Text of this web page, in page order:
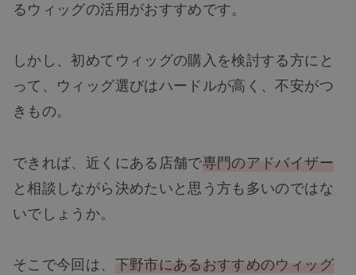
るウィッグの活用がおすすめです。
しかし、初めてウィッグの購入を検討する方にと
って、ウィッグ選びはハードルが高く、不安がつ
きもの。
できれば、近くにある店舗で専門のアドバイザー
と相談しながら決めたいと思う方も多いのではな
いでしょうか。
そこで今回は、 下野市にあるおすすめのウィッグ